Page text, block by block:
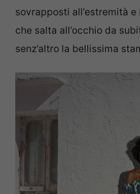
sovrapposti all’estremità e
che salta all’occhio da
senz’altro la bellissima